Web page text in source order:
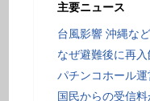
主要ニュース
台風影響 沖縄な
なぜ避難後に再
パチンコホール
国民からの受信